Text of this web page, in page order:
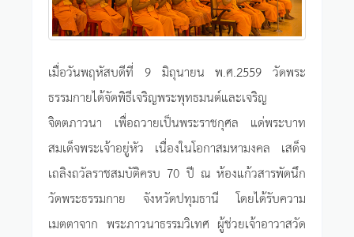
เมื่อวันพฤหัสบดีที่ 9 มิถุนายน พ.ศ.2559 วัดพระ
ธรรมกายได้จัดพิธีเจริญพระพุทธมนต์และเจริญ
จิตตภาวนา เพื่อถวายเป็นพระราชกุศล แด่พระบาท
สมเด็จพระเจ้าอยู่หัว เนื่องในโอกาสมหามงคล เสด็จ
เถลิงถวัลราชสมบัติครบ 70 ปี ณ ห้องแก้วสารพัดนึก
วัดพระธรรมกาย จังหวัดปทุมธานี โดยได้รับความ
เมตตาจาก พระภาวนาธรรมวิเทศ ผู้ช่วยเจ้าอาวาสวัด